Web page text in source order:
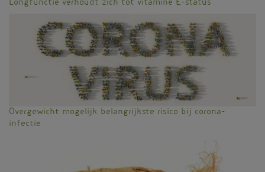
Longfunctie verhoudt zich tot vitamine E-status
Overgewicht mogelijk belangrijkste risico bij corona-
infectie